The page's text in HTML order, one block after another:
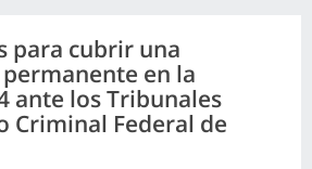
para cubrir una
en la
ante los Tribunales
Criminal Federal de